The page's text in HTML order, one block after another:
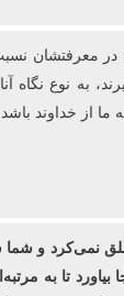
معرفتشان
به نوع
از خداوند
نمی‌کرد و
بیاورد تا به